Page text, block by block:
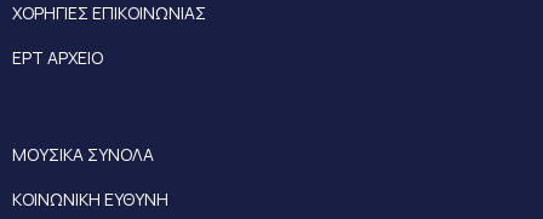
ΧΟΡΗΓΙΕΣ ΕΠΙΚΟΙΝΩΝΙΑΣ
ΕΡΤ ΑΡΧΕΙΟ
ΜΟΥΣΙΚΑ ΣΥΝΟΛΑ
ΚΟΙΝΩΝΙΚΗ ΕΥΘΥΝΗ